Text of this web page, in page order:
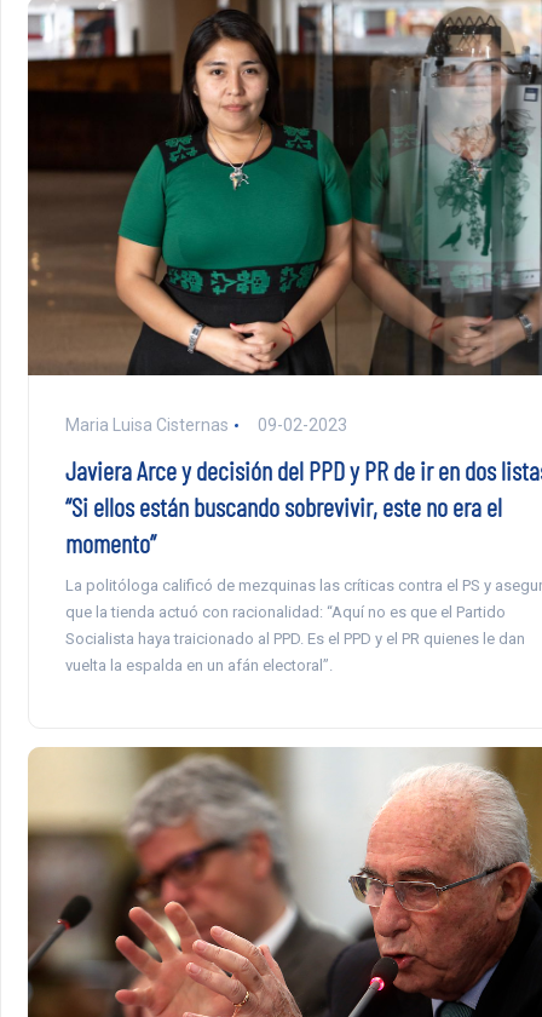
Maria Luisa Cisternas 09-02-2023
Javiera Arce y decisión del PPD y PR de ir en dos
“Si ellos están buscando sobrevivir, este no era el
momento”
La politóloga calificó de mezquinas las críticas contra el PS y
que la tienda actuó con racionalidad: “Aquí no es que el Partido
Socialista haya traicionado al PPD. Es el PPD y el PR quienes le dan
vuelta la espalda en un afán electoral”.